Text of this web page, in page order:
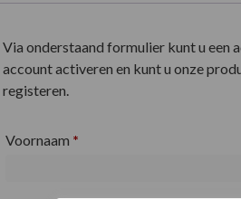
Via onderstaand formulier kunt u een
account activeren en kunt u onze
registeren.
Voornaam *